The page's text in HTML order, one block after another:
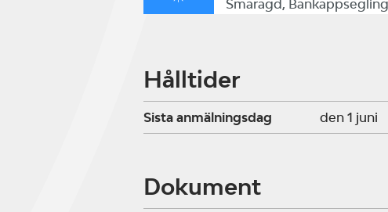
Smaragd,
Hålltider
Sista anmälningsdag den 1 juni
Dokument